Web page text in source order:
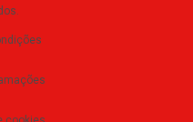
.